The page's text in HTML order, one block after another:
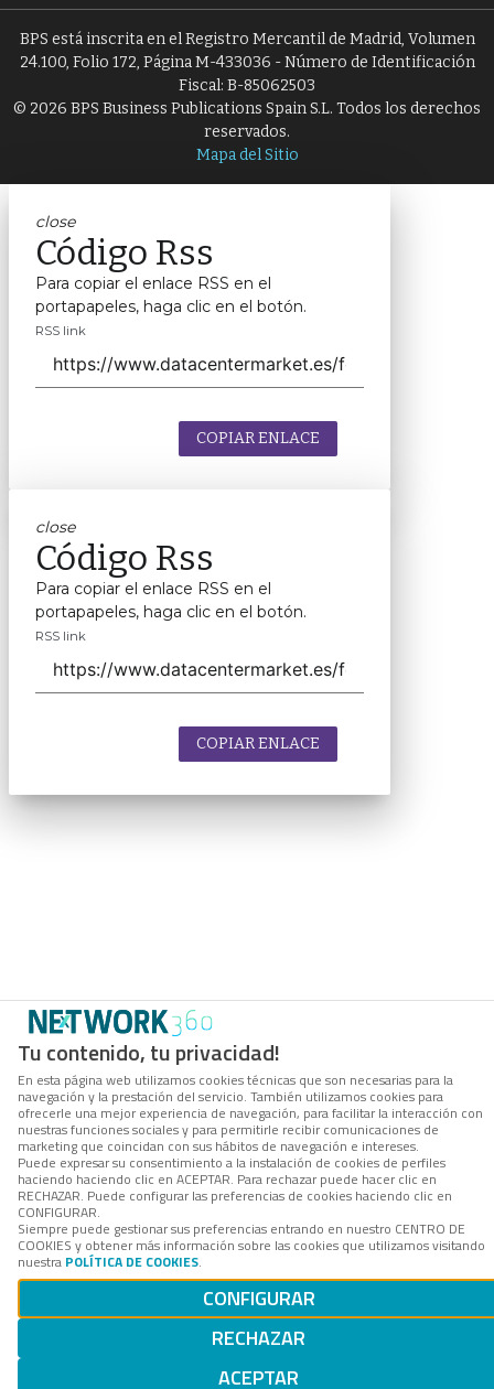
Tu contenido, tu privacidad!
En esta página web utilizamos cookies técnicas que son necesarias para la
navegación y la prestación del servicio. También utilizamos cookies para
ofrecerle una mejor experiencia de navegación, para facilitar la interacción con
nuestras funciones sociales y para permitirle recibir comunicaciones de
marketing que coincidan con sus hábitos de navegación e intereses.
Puede expresar su consentimiento a la instalación de cookies de perfiles
haciendo haciendo clic en ACEPTAR. Para rechazar puede hacer clic en
RECHAZAR. Puede configurar las preferencias de cookies haciendo clic en
CONFIGURAR.
Siempre puede gestionar sus preferencias entrando en nuestro CENTRO DE
COOKIES y obtener más información sobre las cookies que utilizamos visitando
nuestra POLÍTICA DE COOKIES.
CONFIGURAR
RECHAZAR
ACEPTAR
BPS está inscrita en el Registro Mercantil de Madrid, Volumen
24.100, Folio 172, Página M-433036 - Número de Identificación
Fiscal: B-85062503
© 2026 BPS Business Publications Spain S.L. Todos los derechos
reservados.
Mapa del Sitio
close
Código Rss
Para copiar el enlace RSS en el
portapapeles, haga clic en el botón.
RSS link
COPIAR ENLACE
close
Código Rss
Para copiar el enlace RSS en el
portapapeles, haga clic en el botón.
RSS link
COPIAR ENLACE